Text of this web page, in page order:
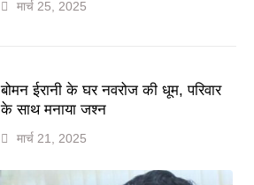
मार्च 25, 2025
बोमन ईरानी के घर नवरोज की धूम, परिवार
के साथ मनाया जश्न
मार्च 21, 2025